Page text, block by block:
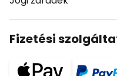
Fizetési